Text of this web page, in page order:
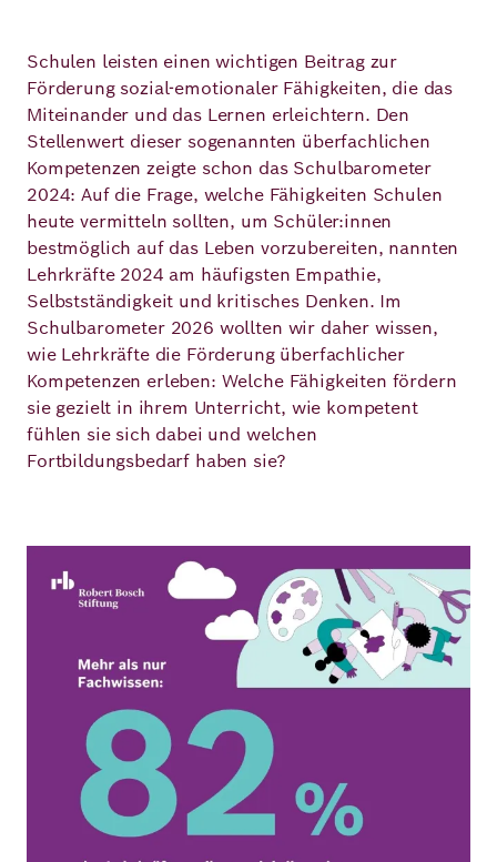
Schulen leisten einen wichtigen Beitrag zur
Förderung sozial-emotionaler Fähigkeiten, die das
Miteinander und das Lernen erleichtern. Den
Stellenwert dieser sogenannten überfachlichen
Kompetenzen zeigte schon das Schulbarometer
2024: Auf die Frage, welche Fähigkeiten Schulen
heute vermitteln sollten, um Schüler:innen
bestmöglich auf das Leben vorzubereiten, nannten
Lehrkräfte 2024 am häufigsten Empathie,
Selbstständigkeit und kritisches Denken. Im
Schulbarometer 2026 wollten wir daher wissen,
wie Lehrkräfte die Förderung überfachlicher
Kompetenzen erleben: Welche Fähigkeiten fördern
sie gezielt in ihrem Unterricht, wie kompetent
fühlen sie sich dabei und welchen
Fortbildungsbedarf haben sie?